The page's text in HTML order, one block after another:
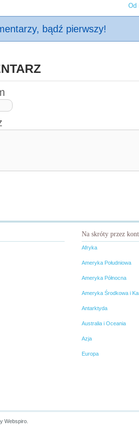
Od
bądź pierwszy!
Na skróty przez
Afryka
Ameryka Południowa
Ameryka Północna
Ameryka Środkowa i
Antarktyda
Australia i Oceania
Azja
Europa
Webspiro.